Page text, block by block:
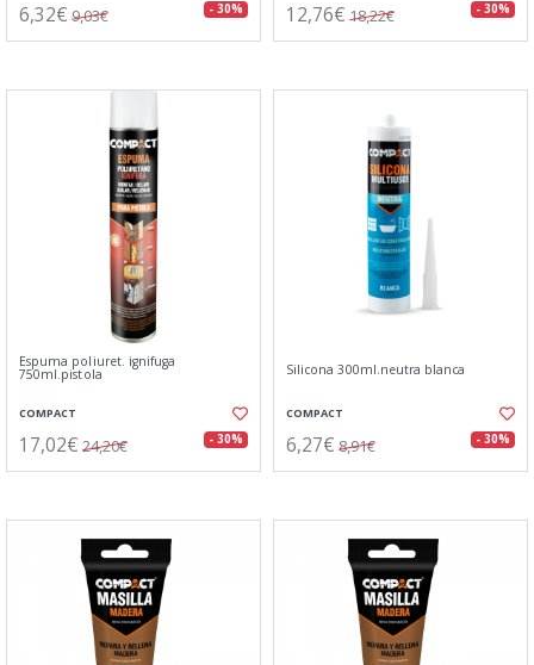
6,32€ 9,03€ - 30% 12,76€ 18,22€ - 30%
Espuma poliuret. ignifuga
750ml.pistola
COMPACT
17,02€ 24,20€ - 30%
Silicona 300ml.neutra blanca
COMPACT
6,27€ 8,91€ - 30%